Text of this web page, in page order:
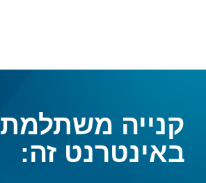
קנייה משתלמת
באינטרנט זה: